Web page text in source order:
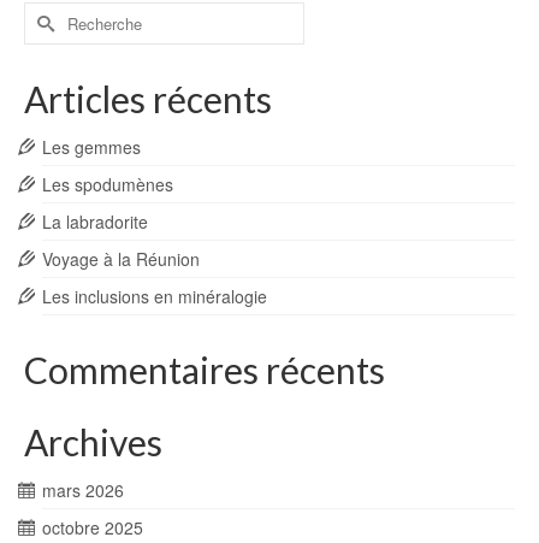
Rechercher :
Articles récents
Les gemmes
Les spodumènes
La labradorite
Voyage à la Réunion
Les inclusions en minéralogie
Commentaires récents
Archives
mars 2026
octobre 2025